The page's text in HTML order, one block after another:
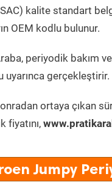
kalite standart
OEM kodlu bulunur.
periyodik bakım
uyarınca gerçekleştirir.
ortaya çıkan
fiyatını,
Jumpy